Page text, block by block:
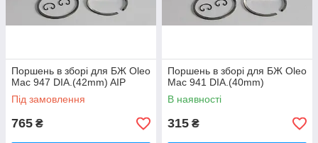
Поршень в зборі для БЖ Oleo
Mac 947 DIA.(42mm) AIP
Під замовлення
765 ₴
Поршень в зборі для БЖ Oleo
Mac 941 DIA.(40mm)
В наявності
315 ₴